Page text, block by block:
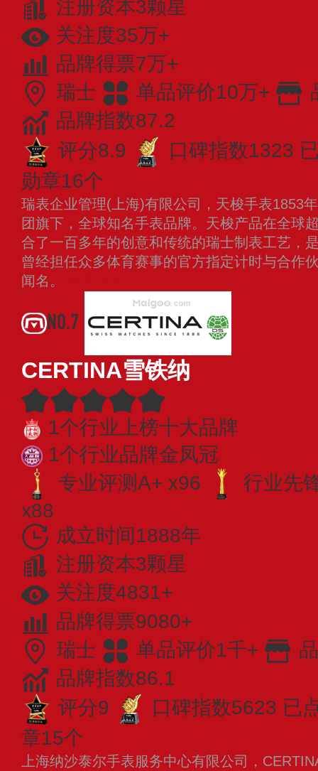
注册资本3颗星
关注度35万+
品牌得票7万+
瑞士
单品评价10万+
品牌指数87.2
评分8.9
口碑指数1323
勋章16个
瑞表企业管理(上海)有限公司，天梭手表1853
团旗下，全球知名手表品牌。天梭产品在全球
合了一百多年的创意和传统的瑞士制表工艺，
曾经担任众多体育赛事的官方指定计时与合作
闻名。
NO.7
CERTINA雪铁纳
1个行业上榜十大品牌
1个行业品牌金凤冠
专业评测A+ x96
行业先
x88
成立时间1888年
注册资本3颗星
关注度4831+
品牌得票9080+
瑞士
单品评价1千+
品牌指数86.1
评分9
口碑指数5623 已
章15个
上海纳沙泰尔手表服务中心有限公司，